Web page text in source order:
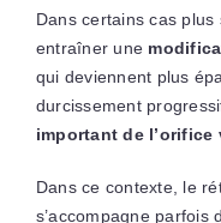
Dans certains cas
entraîner une
qui deviennent plus
durcissement
important de l’orifice
Dans ce contexte, le
s’accompagne parfois